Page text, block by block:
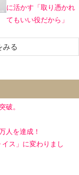
に活かす「取り憑かれ
てもいい役だから」
みる
破。
人を達成！
ス」に変わりまし